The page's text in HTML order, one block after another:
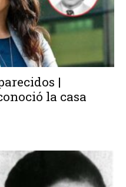
|
la casa